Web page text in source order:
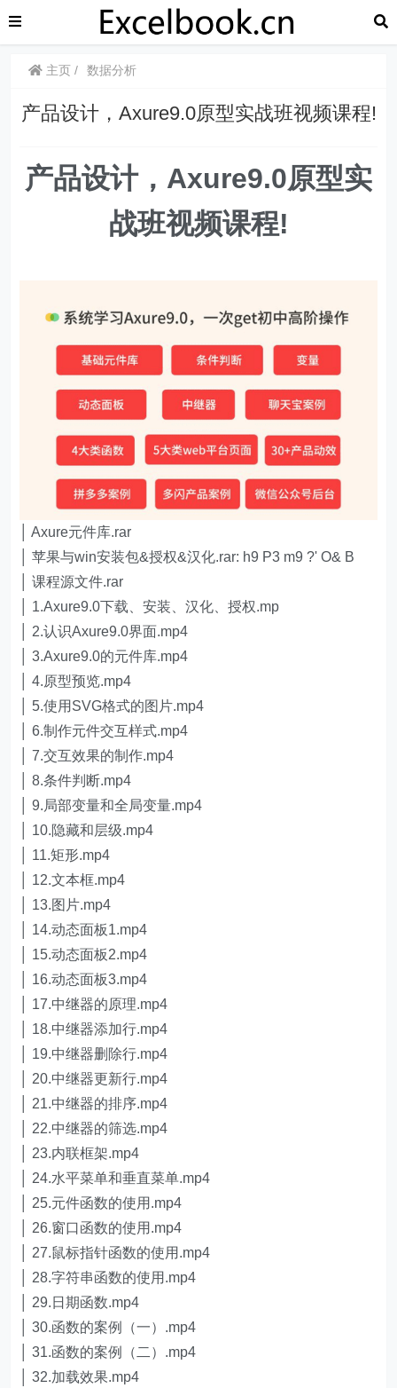
主页 数据分析
产品设计，Axure9.0原型实战班视频课程!
产品设计，Axure9.0原型实
战班视频课程!
│ Axure元件库.rar
│ 苹果与win安装包&授权&汉化.rar: h9 P3 m9 ?' O& B
│ 课程源文件.rar
│ 1.Axure9.0下载、安装、汉化、授权.mp
│ 2.认识Axure9.0界面.mp4
│ 3.Axure9.0的元件库.mp4
│ 4.原型预览.mp4
│ 5.使用SVG格式的图片.mp4
│ 6.制作元件交互样式.mp4
│ 7.交互效果的制作.mp4
│ 8.条件判断.mp4
│ 9.局部变量和全局变量.mp4
│ 10.隐藏和层级.mp4
│ 11.矩形.mp4
│ 12.文本框.mp4
│ 13.图片.mp4
│ 14.动态面板1.mp4
│ 15.动态面板2.mp4
│ 16.动态面板3.mp4
│ 17.中继器的原理.mp4
│ 18.中继器添加行.mp4
│ 19.中继器删除行.mp4
│ 20.中继器更新行.mp4
│ 21.中继器的排序.mp4
│ 22.中继器的筛选.mp4
│ 23.内联框架.mp4
│ 24.水平菜单和垂直菜单.mp4
│ 25.元件函数的使用.mp4
│ 26.窗口函数的使用.mp4
│ 27.鼠标指针函数的使用.mp4
│ 28.字符串函数的使用.mp4
│ 29.日期函数.mp4
│ 30.函数的案例（一）.mp4
│ 31.函数的案例（二）.mp4
│ 32.加载效果.mp4